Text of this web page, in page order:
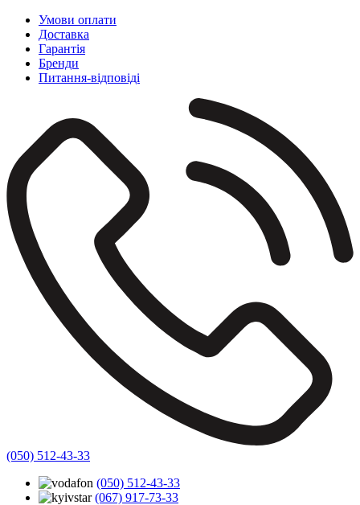
Умови оплати
Доставка
Гарантія
Бренди
Питання-відповіді
(050) 512-43-33
(050) 512-43-33
(067) 917-73-33